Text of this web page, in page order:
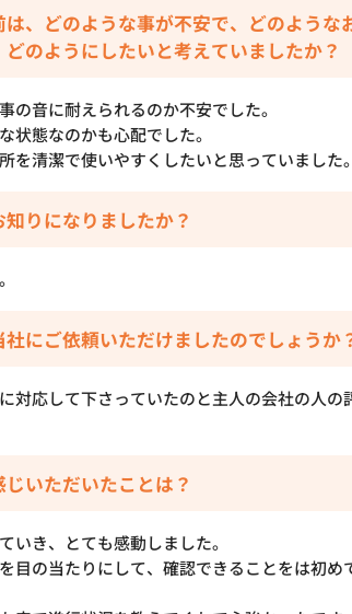
、どのような事が不安で、どのような
のようにしたいと考えていましたか？
の音に耐えられるのか不安でした。
状態なのかも心配でした。
を清潔で使いやすくしたいと思っていました
りになりましたか？
にご依頼いただけましたのでしょうか
対応して下さっていたのと主人の会社の人の
いただいたことは？
いき、とても感動しました。
目の当たりにして、確認できることをは初め